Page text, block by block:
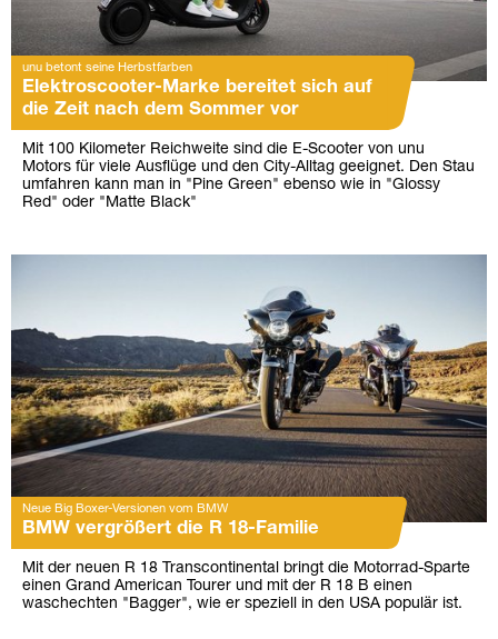
unu betont seine Herbstfarben
Elektroscooter-Marke bereitet sich auf
die Zeit nach dem Sommer vor
Mit 100 Kilometer Reichweite sind die E-Scooter von unu
Motors für viele Ausflüge und den City-Alltag geeignet. Den Stau
umfahren kann man in "Pine Green" ebenso wie in "Glossy
Red" oder "Matte Black"
Neue Big Boxer-Versionen vom BMW
BMW vergrößert die R 18-Familie
Mit der neuen R 18 Transcontinental bringt die Motorrad-Sparte
einen Grand American Tourer und mit der R 18 B einen
waschechten "Bagger", wie er speziell in den USA populär ist.